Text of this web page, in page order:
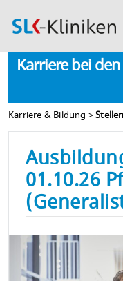
Karriere bei
Karriere & Bildung >
01.10.26